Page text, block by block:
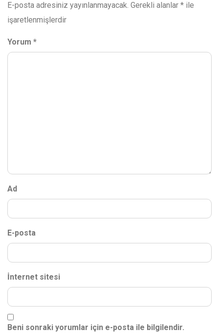
E-posta adresiniz yayınlanmayacak. Gerekli alanlar * ile
işaretlenmişlerdir
Yorum *
Ad
E-posta
İnternet sitesi
Beni sonraki yorumlar için e-posta ile bilgilendir.